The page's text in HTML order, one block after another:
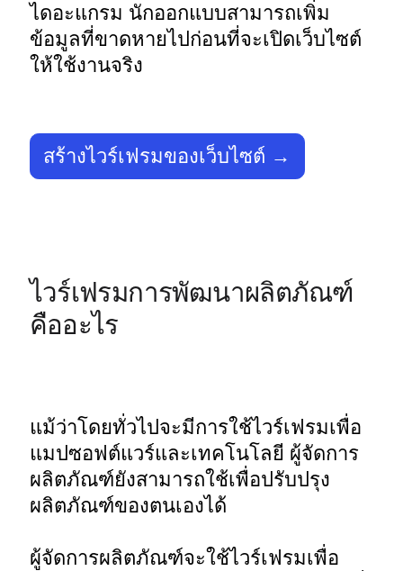
ไดอะแกรม นักออกแบบสามารถเพิ่ม
ข้อมูลที่ขาดหายไปก่อนที่จะเปิดเว็บไซต์
ให้ใช้งานจริง
สร้างไวร์เฟรมของเว็บไซต์ →
ไวร์เฟรมการพัฒนาผลิตภัณฑ์
คืออะไร
แม้ว่าโดยทั่วไปจะมีการใช้ไวร์เฟรมเพื่อ
แมปซอฟต์แวร์และเทคโนโลยี ผู้จัดการ
ผลิตภัณฑ์ยังสามารถใช้เพื่อปรับปรุง
ผลิตภัณฑ์ของตนเองได้
ผู้จัดการผลิตภัณฑ์จะใช้ไวร์เฟรมเพื่อ